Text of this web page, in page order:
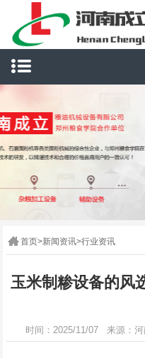
首页>新闻资讯>行业资讯
玉米制糁设备的风
时间：2025/11/07 来源：